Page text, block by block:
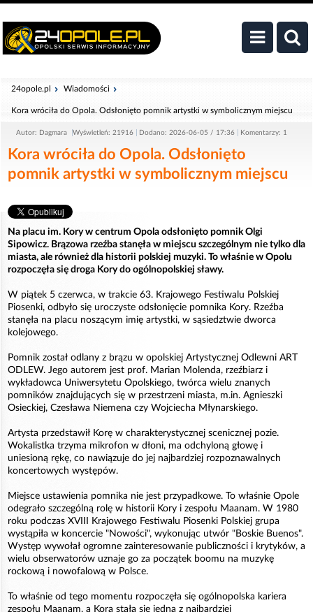
24opole.pl Wiadomości
Kora wróciła do Opola. Odsłonięto pomnik artystki w symbolicznym miejscu
Autor: Dagmara Wyświetleń: 21916 Dodano: 2026-06-05 / 17:36 Komentarzy: 1
Kora wróciła do Opola. Odsłonięto
pomnik artystki w symbolicznym miejscu
Na placu im. Kory w centrum Opola odsłonięto pomnik Olgi
Sipowicz. Brązowa rzeźba stanęła w miejscu szczególnym nie tylko dla
miasta, ale również dla historii polskiej muzyki. To właśnie w Opolu
rozpoczęła się droga Kory do ogólnopolskiej sławy.
W piątek 5 czerwca, w trakcie 63. Krajowego Festiwalu Polskiej
Piosenki, odbyło się uroczyste odsłonięcie pomnika Kory. Rzeźba
stanęła na placu noszącym imię artystki, w sąsiedztwie dworca
kolejowego.
Pomnik został odlany z brązu w opolskiej Artystycznej Odlewni ART
ODLEW. Jego autorem jest prof. Marian Molenda, rzeźbiarz i
wykładowca Uniwersytetu Opolskiego, twórca wielu znanych
pomników znajdujących się w przestrzeni miasta, m.in. Agnieszki
Osieckiej, Czesława Niemena czy Wojciecha Młynarskiego.
Artysta przedstawił Korę w charakterystycznej scenicznej pozie.
Wokalistka trzyma mikrofon w dłoni, ma odchyloną głowę i
uniesioną rękę, co nawiązuje do jej najbardziej rozpoznawalnych
koncertowych występów.
Miejsce ustawienia pomnika nie jest przypadkowe. To właśnie Opole
odegrało szczególną rolę w historii Kory i zespołu Maanam. W 1980
roku podczas XVIII Krajowego Festiwalu Piosenki Polskiej grupa
wystąpiła w koncercie "Nowości", wykonując utwór "Boskie Buenos".
Występ wywołał ogromne zainteresowanie publiczności i krytyków, a
wielu obserwatorów uznaje go za początek boomu na muzykę
rockową i nowofalową w Polsce.
To właśnie od tego momentu rozpoczęła się ogólnopolska kariera
zespołu Maanam, a Kora stała się jedną z najbardziej